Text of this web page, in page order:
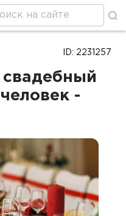
в Москве
-
ID: 2231257